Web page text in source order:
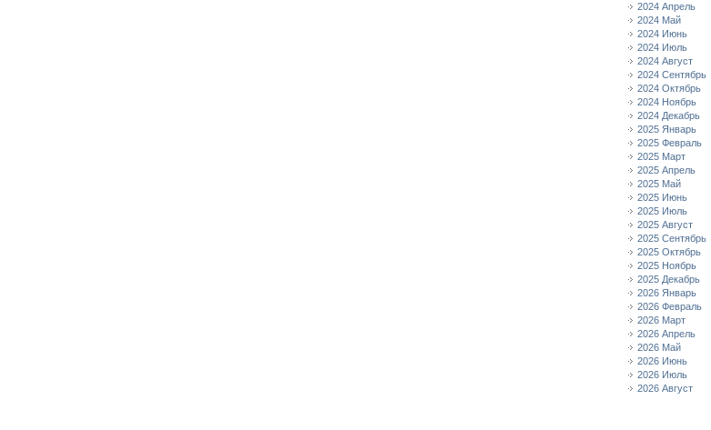
2024 Апрель
2024 Май
2024 Июнь
2024 Июль
2024 Август
2024 Сентябрь
2024 Октябрь
2024 Ноябрь
2024 Декабрь
2025 Январь
2025 Февраль
2025 Март
2025 Апрель
2025 Май
2025 Июнь
2025 Июль
2025 Август
2025 Сентябрь
2025 Октябрь
2025 Ноябрь
2025 Декабрь
2026 Январь
2026 Февраль
2026 Март
2026 Апрель
2026 Май
2026 Июнь
2026 Июль
2026 Август